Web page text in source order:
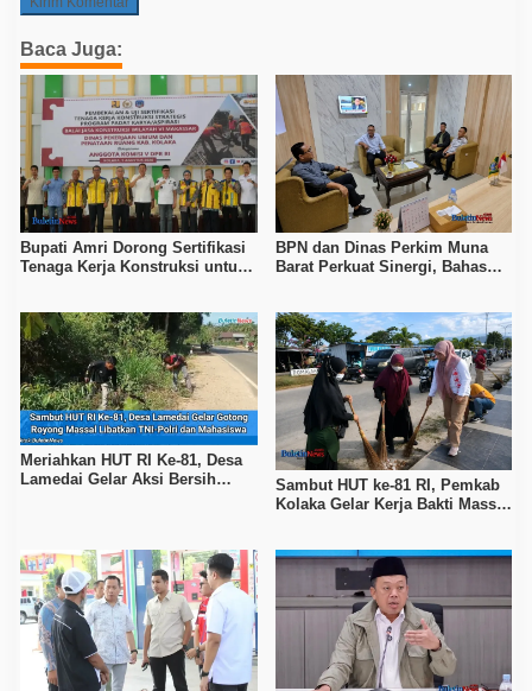
Baca Juga:
Bupati Amri Dorong Sertifikasi
Tenaga Kerja Konstruksi untuk
BPN dan Dinas Perkim Muna
Barat Perkuat Sinergi, Bahas
Meriahkan HUT RI Ke-81, Desa
Lamedai Gelar Aksi Bersih
Sambut HUT ke-81 RI, Pemkab
Kolaka Gelar Kerja Bakti Massal